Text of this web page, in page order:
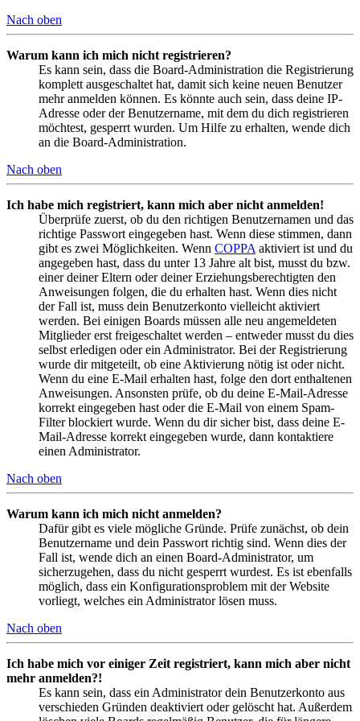
Nach oben
Warum kann ich mich nicht registrieren?
Es kann sein, dass die Board-Administration die Registrierung
komplett ausgeschaltet hat, damit sich keine neuen Benutzer
mehr anmelden können. Es könnte auch sein, dass deine IP-
Adresse oder der Benutzername, mit dem du dich registrieren
möchtest, gesperrt wurden. Um Hilfe zu erhalten, wende dich
an die Board-Administration.
Nach oben
Ich habe mich registriert, kann mich aber nicht anmelden!
Überprüfe zuerst, ob du den richtigen Benutzernamen und das
richtige Passwort eingegeben hast. Wenn diese stimmen, dann
gibt es zwei Möglichkeiten. Wenn COPPA aktiviert ist und du
angegeben hast, dass du unter 13 Jahre alt bist, musst du bzw.
einer deiner Eltern oder deiner Erziehungsberechtigten den
Anweisungen folgen, die du erhalten hast. Wenn dies nicht
der Fall ist, muss dein Benutzerkonto vielleicht aktiviert
werden. Bei einigen Boards müssen alle neu angemeldeten
Mitglieder erst freigeschaltet werden – entweder musst du dies
selbst erledigen oder ein Administrator. Bei der Registrierung
wurde dir mitgeteilt, ob eine Aktivierung nötig ist oder nicht.
Wenn du eine E-Mail erhalten hast, folge den dort enthaltenen
Anweisungen. Ansonsten prüfe, ob du deine E-Mail-Adresse
korrekt eingegeben hast oder die E-Mail von einem Spam-
Filter blockiert wurde. Wenn du dir sicher bist, dass deine E-
Mail-Adresse korrekt eingegeben wurde, dann kontaktiere
einen Administrator.
Nach oben
Warum kann ich mich nicht anmelden?
Dafür gibt es viele mögliche Gründe. Prüfe zunächst, ob dein
Benutzername und dein Passwort richtig sind. Wenn dies der
Fall ist, wende dich an einen Board-Administrator, um
sicherzugehen, dass du nicht gesperrt wurdest. Es ist ebenfalls
möglich, dass ein Konfigurationsproblem mit der Website
vorliegt, welches ein Administrator lösen muss.
Nach oben
Ich habe mich vor einiger Zeit registriert, kann mich aber nicht
mehr anmelden?!
Es kann sein, dass ein Administrator dein Benutzerkonto aus
verschieden Gründen deaktiviert oder gelöscht hat. Außerdem